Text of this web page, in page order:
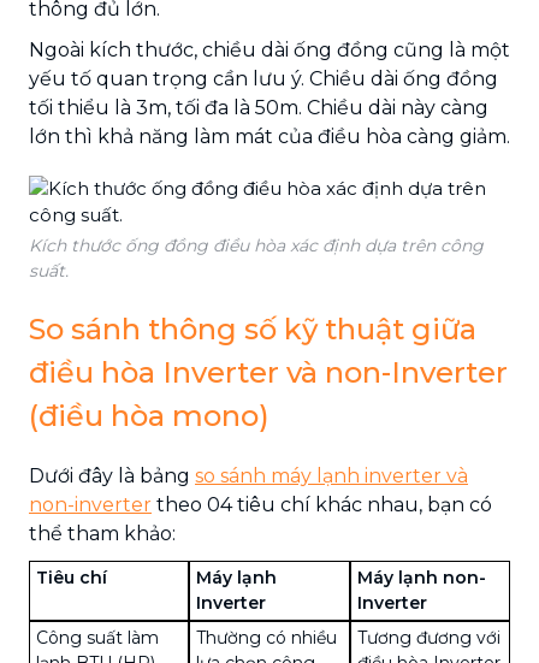
thông đủ lớn.
Ngoài kích thước, chiều dài ống đồng cũng là một
yếu tố quan trọng cần lưu ý. Chiều dài ống đồng
tối thiểu là 3m, tối đa là 50m. Chiều dài này càng
lớn thì khả năng làm mát của điều hòa càng giảm.
Kích thước ống đồng điều hòa xác định dựa trên công
suất.
So sánh thông số kỹ thuật giữa
điều hòa Inverter và non-Inverter
(điều hòa mono)
Dưới đây là bảng so sánh máy lạnh inverter và
non-inverter theo 04 tiêu chí khác nhau, bạn có
thể tham khảo:
Tiêu chí
Máy lạnh
Inverter
Máy lạnh non-
Inverter
Công suất làm
Thường có nhiều
Tương đương với